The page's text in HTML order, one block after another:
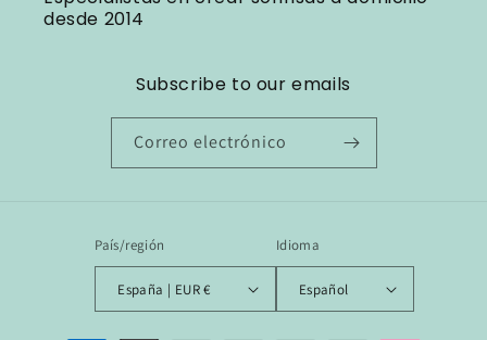
desde 2014
Subscribe to our emails
Correo electrónico
País/región
España | EUR €
Idioma
Español